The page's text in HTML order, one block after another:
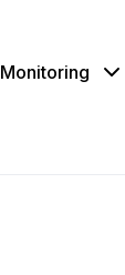
Monitoring